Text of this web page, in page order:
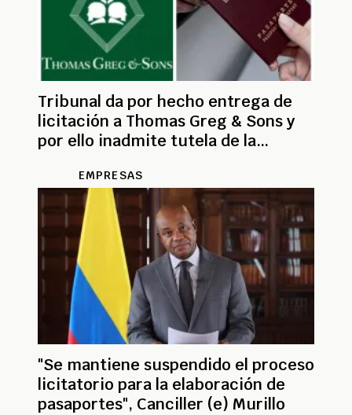
Tribunal da por hecho entrega de
licitación a Thomas Greg & Sons y
por ello inadmite tutela de la
EMPRESAS
"Se mantiene suspendido el proceso
licitatorio para la elaboración de
pasaportes", Canciller (e) Murillo